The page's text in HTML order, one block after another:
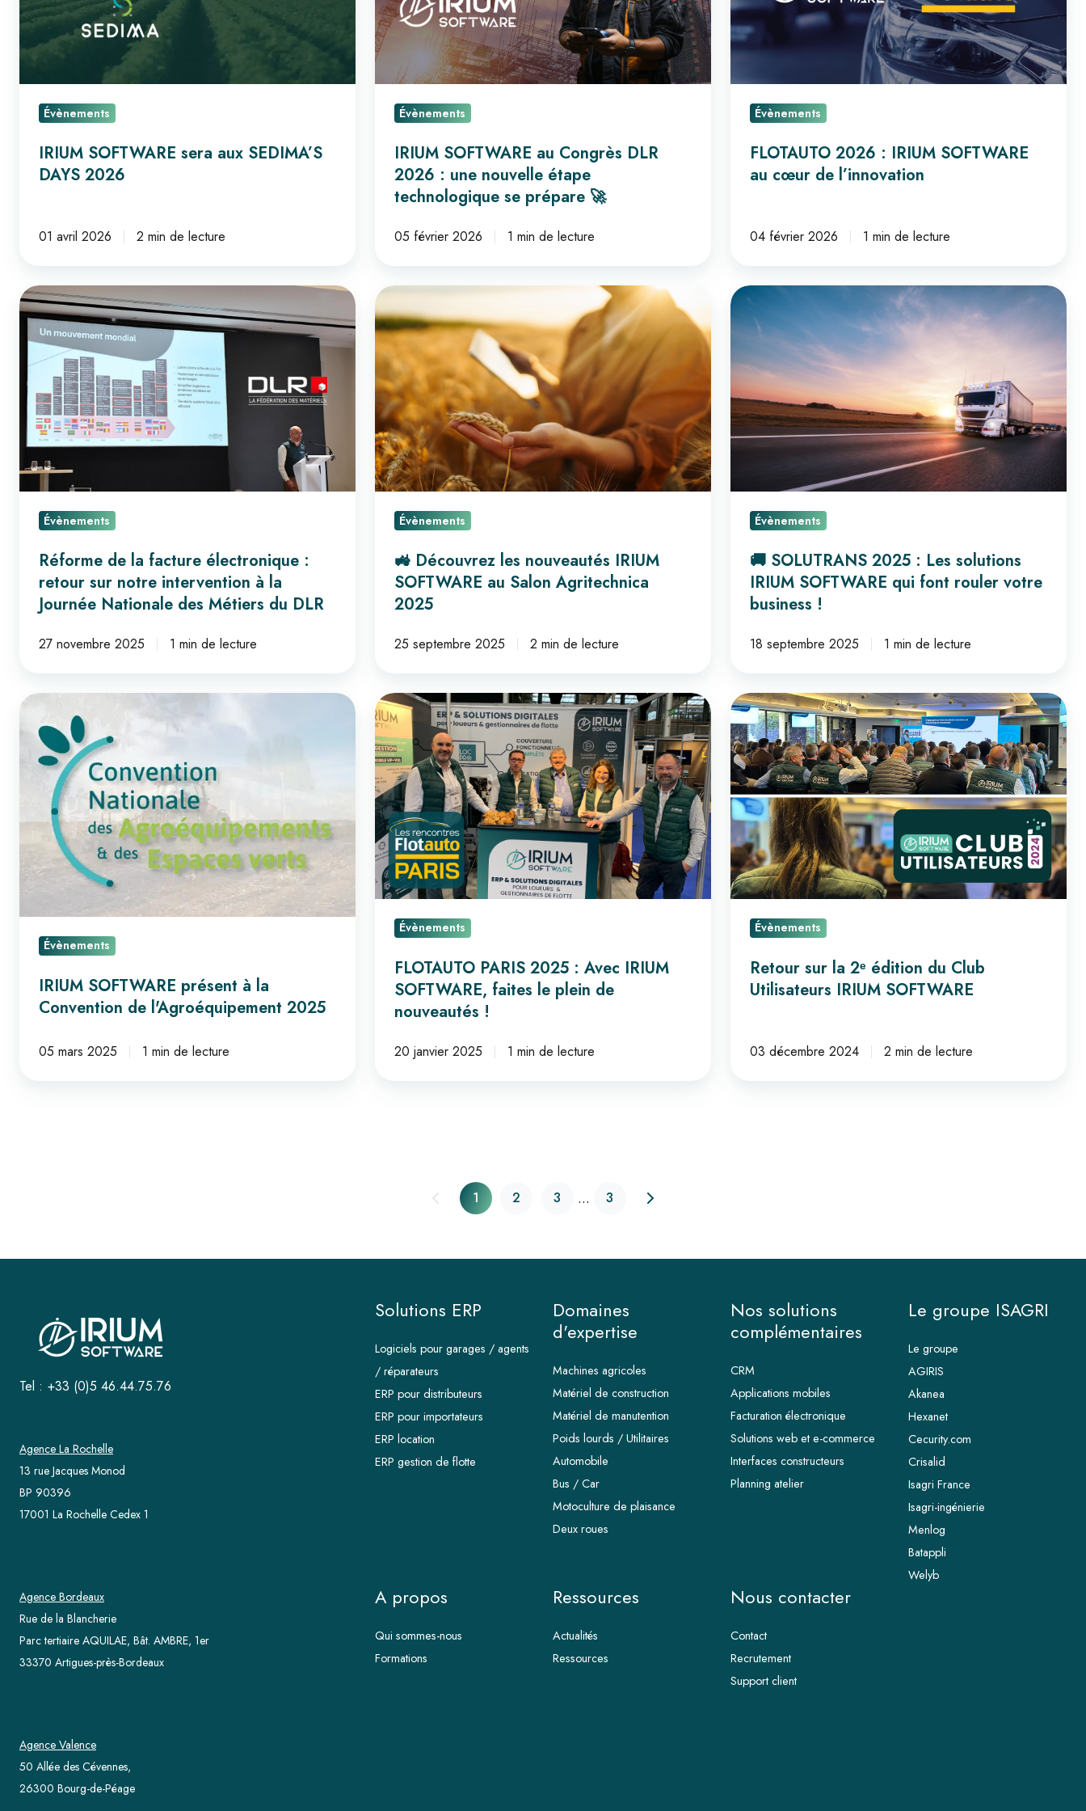
2026
Évènements
IRIUM SOFTWARE sera aux SEDIMA’S
DAYS 2026
01 avril 2026 2 min de lecture
:
une
nouvelle
technologique
prépare
Évènements
IRIUM SOFTWARE au Congrès DLR
2026 : une nouvelle étape
technologique se prépare 🚀
05 février 2026 1 min de lecture
cœur
de
Évènements
FLOTAUTO 2026 : IRIUM SOFTWARE
au cœur de l’innovation
04 février 2026 1 min de lecture
Réforme
de
la
facture
électronique
retour
notre
Journée
Nationale
des
Métiers
Évènements
Réforme de la facture électronique :
retour sur notre intervention à la
Journée Nationale des Métiers du DLR
27 novembre 2025 1 min de lecture
🚜​
Découvrez
les
nouveautés
IRIUM
SOFTWARE
au
Salon
Agritechnica
Évènements
🚜​ Découvrez les nouveautés IRIUM
SOFTWARE au Salon Agritechnica
2025
25 septembre 2025 2 min de lecture
🚚 SOLUTRANS
2025
Les
solutions
IRIUM
SOFTWARE
votreÉvènements
🚚 SOLUTRANS 2025 : Les solutions
IRIUM SOFTWARE qui font rouler votre
business !
18 septembre 2025 1 min de lecture
IRIUM
SOFTWARE
présent
Convention
l'Agroéquipement
2025
Évènements
IRIUM SOFTWARE présent à la
Convention de l'Agroéquipement 2025
05 mars 2025 1 min de lecture
FLOTAUTO
PARIS
2025
:
Avec
IRIUM
SOFTWARE,
faites
le
Évènements
FLOTAUTO PARIS 2025 : Avec IRIUM
SOFTWARE, faites le plein de
nouveautés !
20 janvier 2025 1 min de lecture
Retour
sur
la
2ᵉ
édition
du
Club
Utilisateurs
IRIUM
Évènements
Retour sur la 2ᵉ édition du Club
Utilisateurs IRIUM SOFTWARE
03 décembre 2024 2 min de lecture
1 2 3 ... 3
Tel : +33 (0)5 46.44.75.76
Agence La Rochelle
13 rue Jacques Monod
BP 90396
17001 La Rochelle Cedex 1
Agence Bordeaux
Rue de la Blancherie
Parc tertiaire AQUILAE, Bât. AMBRE, 1er
33370 Artigues-près-Bordeaux
Agence Valence
50 Allée des Cévennes,
26300 Bourg-de-Péage
Solutions ERP
Logiciels pour garages / agents
/ réparateurs
ERP pour distributeurs
ERP pour importateurs
ERP location
ERP gestion de flotte
Domaines
d'expertise
Machines agricoles
Matériel de construction
Matériel de manutention
Poids lourds / Utilitaires
Automobile
Bus / Car
Motoculture de plaisance
Deux roues
Nos solutions
complémentaires
CRM
Applications mobiles
Facturation électronique
Solutions web et e-commerce
Interfaces constructeurs
Planning atelier
Le groupe ISAGRI
Le groupe
AGIRIS
Akanea
Hexanet
Cecurity.com
Crisalid
Isagri France
Isagri-ingénierie
Menlog
Batappli
Welyb
A propos
Qui sommes-nous
Formations
Ressources
Actualités
Ressources
Nous contacter
Contact
Recrutement
Support client